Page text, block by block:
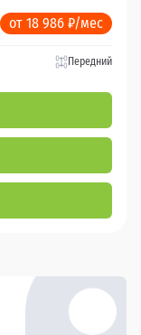
от 18 986 ₽/мес
Передний